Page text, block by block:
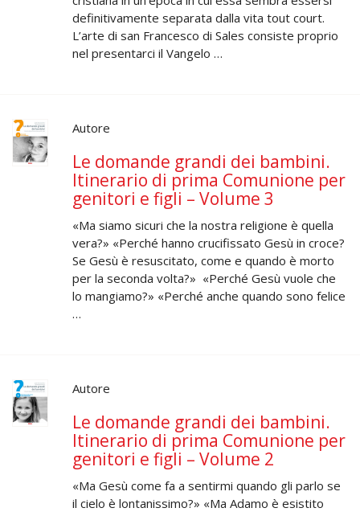
definitivamente separata dalla vita tout court.
L’arte di san Francesco di Sales consiste proprio
nel presentarci il Vangelo …
Autore
Le domande grandi dei bambini.
Itinerario di prima Comunione per
genitori e figli – Volume 3
«Ma siamo sicuri che la nostra religione è quella
vera?» «Perché hanno crucifissato Gesù in croce?
Se Gesù è resuscitato, come e quando è morto
per la seconda volta?» «Perché Gesù vuole che
lo mangiamo?» «Perché anche quando sono felice
…
Autore
Le domande grandi dei bambini.
Itinerario di prima Comunione per
genitori e figli – Volume 2
«Ma Gesù come fa a sentirmi quando gli parlo se
il cielo è lontanissimo?» «Ma Adamo è esistito